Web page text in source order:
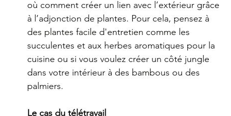
où comment créer un lien avec l’extérieur grâce
à l’adjonction de plantes. Pour cela, pensez à
des plantes facile d'entretien comme les
succulentes et aux herbes aromatiques pour la
cuisine ou si vous voulez créer un côté jungle
dans votre intérieur à des bambous ou des
palmiers.
Le cas du télétravail